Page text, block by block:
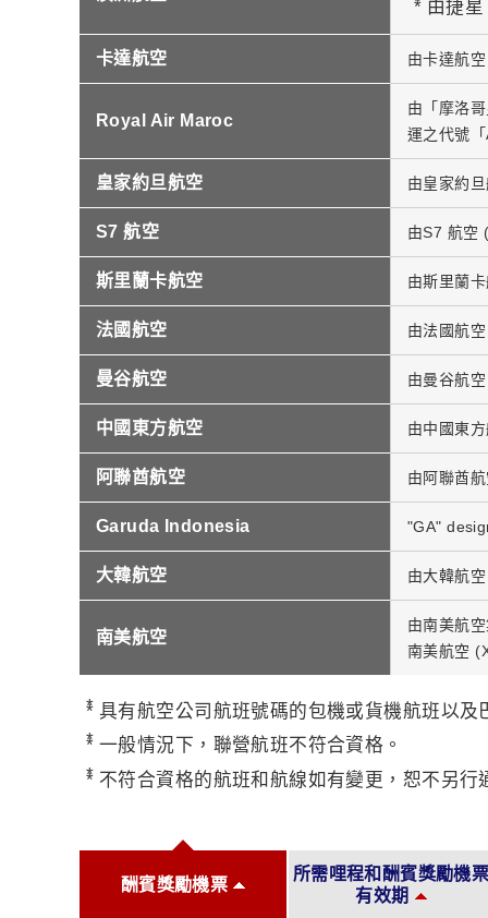
* 由捷
卡達航空 由卡達航
Royal Air Maroc
由「摩洛
運之代號
皇家約旦航空 由皇家約
S7 航空 由S7 航空
斯里蘭卡航空 由斯里蘭
法國航空 由法國航
曼谷航空 由曼谷航
中國東方航空 由中國東
阿聯酋航空 由阿聯酋
Garuda Indonesia "GA"
大韓航空 由大韓航
南美航空
由南美航
南美航空
* 具有航空公司航班號碼的包機或貨機航班以及
* 一般情況下，聯營航班不符合資格。
* 不符合資格的航班和航線如有變更，恕不另行
酬賓獎勵機票
所需哩程和酬賓獎勵機
有效期